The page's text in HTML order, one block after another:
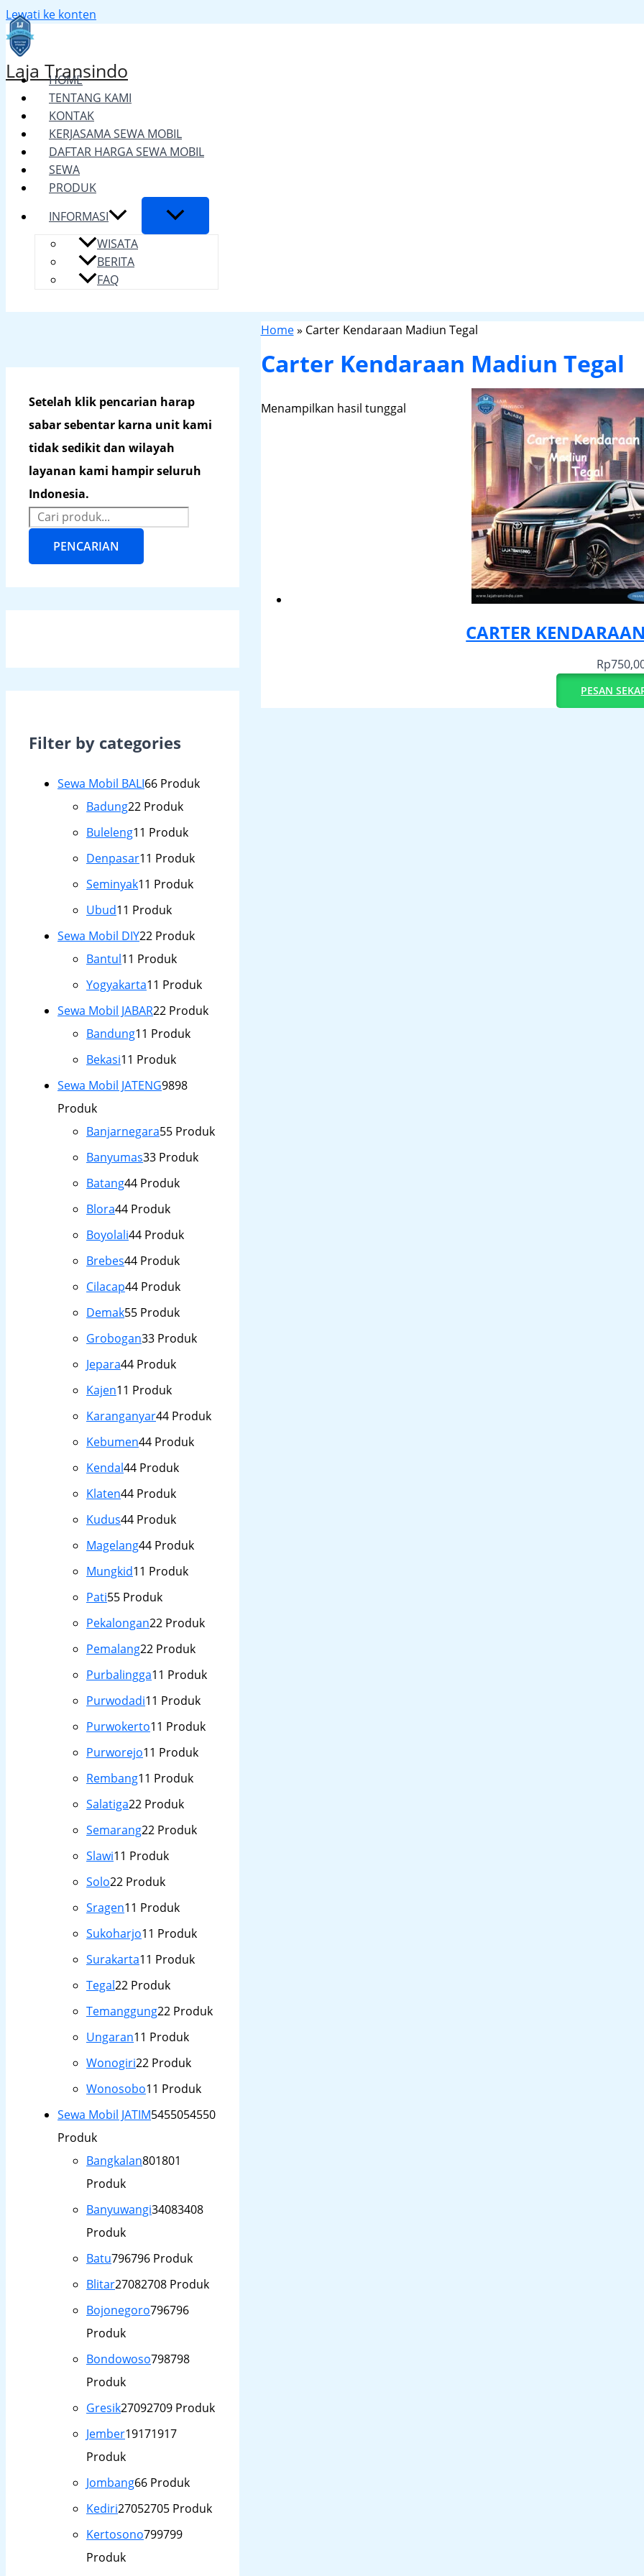
Lewati ke konten
Laja Transindo
HOME
TENTANG KAMI
KONTAK
KERJASAMA SEWA MOBIL
DAFTAR HARGA SEWA MOBIL
SEWA
PRODUK
INFORMASI
WISATA
BERITA
FAQ
Setelah klik pencarian harap
sabar sebentar karna unit kami
tidak sedikit dan wilayah
layanan kami hampir seluruh
Indonesia.
PENCARIAN
Filter by categories
Sewa Mobil BALI66 Produk
Badung22 Produk
Buleleng11 Produk
Denpasar11 Produk
Seminyak11 Produk
Ubud11 Produk
Sewa Mobil DIY22 Produk
Bantul11 Produk
Yogyakarta11 Produk
Sewa Mobil JABAR22 Produk
Bandung11 Produk
Bekasi11 Produk
Sewa Mobil JATENG9898
Produk
Banjarnegara55 Produk
Banyumas33 Produk
Batang44 Produk
Blora44 Produk
Boyolali44 Produk
Brebes44 Produk
Cilacap44 Produk
Demak55 Produk
Grobogan33 Produk
Jepara44 Produk
Kajen11 Produk
Karanganyar44 Produk
Kebumen44 Produk
Kendal44 Produk
Klaten44 Produk
Kudus44 Produk
Magelang44 Produk
Mungkid11 Produk
Pati55 Produk
Pekalongan22 Produk
Pemalang22 Produk
Purbalingga11 Produk
Purwodadi11 Produk
Purwokerto11 Produk
Purworejo11 Produk
Rembang11 Produk
Salatiga22 Produk
Semarang22 Produk
Slawi11 Produk
Solo22 Produk
Sragen11 Produk
Sukoharjo11 Produk
Surakarta11 Produk
Tegal22 Produk
Temanggung22 Produk
Ungaran11 Produk
Wonogiri22 Produk
Wonosobo11 Produk
Sewa Mobil JATIM5455054550
Produk
Bangkalan801801
Produk
Banyuwangi34083408
Produk
Batu796796 Produk
Blitar27082708 Produk
Bojonegoro796796
Produk
Bondowoso798798
Produk
Gresik27092709 Produk
Jember19171917
Produk
Jombang66 Produk
Kediri27052705 Produk
Kertosono799799
Produk
Home» Carter Kendaraan Madiun Tegal
Carter Kendaraan Madiun Tegal
Menampilkan hasil tunggal
CARTER
Rp
PESAN